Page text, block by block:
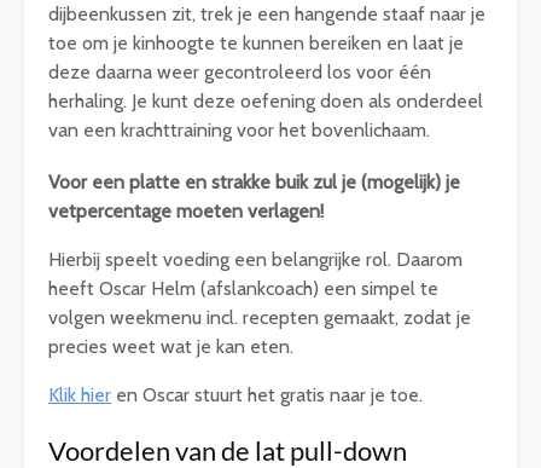
dijbeenkussen zit, trek je een hangende staaf naar je
toe om je kinhoogte te kunnen bereiken en laat je
deze daarna weer gecontroleerd los voor één
herhaling. Je kunt deze oefening doen als onderdeel
van een krachttraining voor het bovenlichaam.
Voor een platte en strakke buik zul je (mogelijk) je
vetpercentage moeten verlagen!
Hierbij speelt voeding een belangrijke rol. Daarom
heeft Oscar Helm (afslankcoach) een simpel te
volgen weekmenu incl. recepten gemaakt, zodat je
precies weet wat je kan eten.
Klik hier en Oscar stuurt het gratis naar je toe.
Voordelen van de lat pull-down